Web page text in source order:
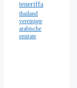
teneriffa
thailand
vereinigte
arabische
emirate